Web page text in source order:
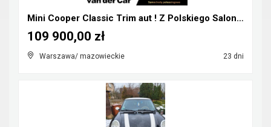
Mini Cooper Classic Trim aut ! Z Polskiego Salonu ...
Warszawa/ mazowieckie 23 dni
109 900,00 zł